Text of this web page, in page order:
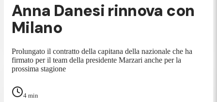
Anna Danesi rinnova con
Milano
Prolungato il contratto della capitana della nazionale che ha
firmato per il team della presidente Marzari anche per la
prossima stagione
4 min